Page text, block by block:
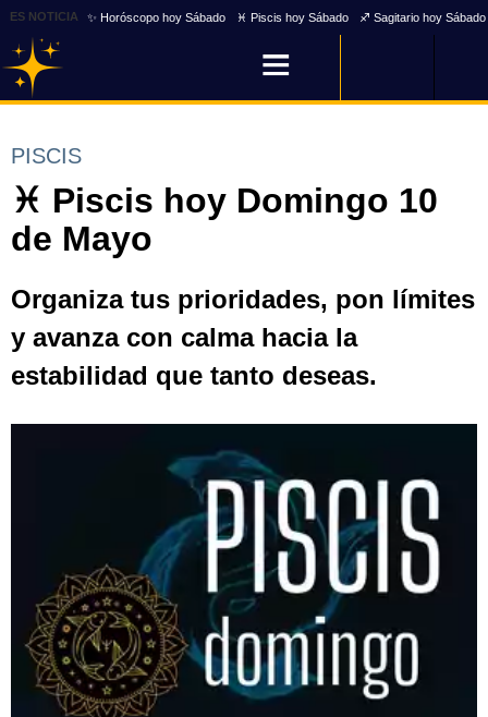
ES NOTICIA ✨ Horóscopo hoy Sábado ♓ Piscis hoy Sábado ♐ Sagitario hoy Sábado
PISCIS
♓ Piscis hoy Domingo 10
de Mayo
Organiza tus prioridades, pon límites
y avanza con calma hacia la
estabilidad que tanto deseas.